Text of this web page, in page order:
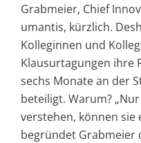
Grabmeier, Chief
umantis, kürzlich.
Kolleginnen und
Klausurtagungen ihre
sechs Monate an der
beteiligt. Warum?
verstehen, können sie
begründet Grabmeier